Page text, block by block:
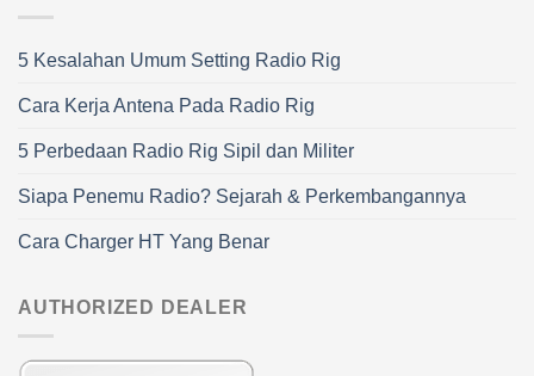
5 Kesalahan Umum Setting Radio Rig
Cara Kerja Antena Pada Radio Rig
5 Perbedaan Radio Rig Sipil dan Militer
Siapa Penemu Radio? Sejarah & Perkembangannya
Cara Charger HT Yang Benar
AUTHORIZED DEALER